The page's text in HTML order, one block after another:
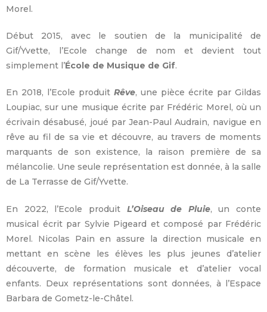
Morel.
Début 2015, avec le soutien de la municipalité de
Gif/Yvette, l’Ecole change de nom et devient tout
simplement l’École de Musique de Gif.
En 2018, l’Ecole produit Rêve, une pièce écrite par Gildas
Loupiac, sur une musique écrite par Frédéric Morel, où un
écrivain désabusé, joué par Jean-Paul Audrain, navigue en
rêve au fil de sa vie et découvre, au travers de moments
marquants de son existence, la raison première de sa
mélancolie. Une seule représentation est donnée, à la salle
de La Terrasse de Gif/Yvette.
En 2022, l’Ecole produit L’Oiseau de Pluie, un conte
musical écrit par Sylvie Pigeard et composé par Frédéric
Morel. Nicolas Pain en assure la direction musicale en
mettant en scène les élèves les plus jeunes d’atelier
découverte, de formation musicale et d’atelier vocal
enfants. Deux représentations sont données, à l’Espace
Barbara de Gometz-le-Châtel.